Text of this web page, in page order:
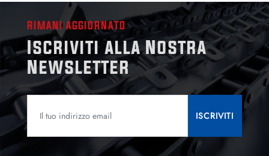
RIMANI AGGIORNATO
Iscriviti alla Nostra
Newsletter